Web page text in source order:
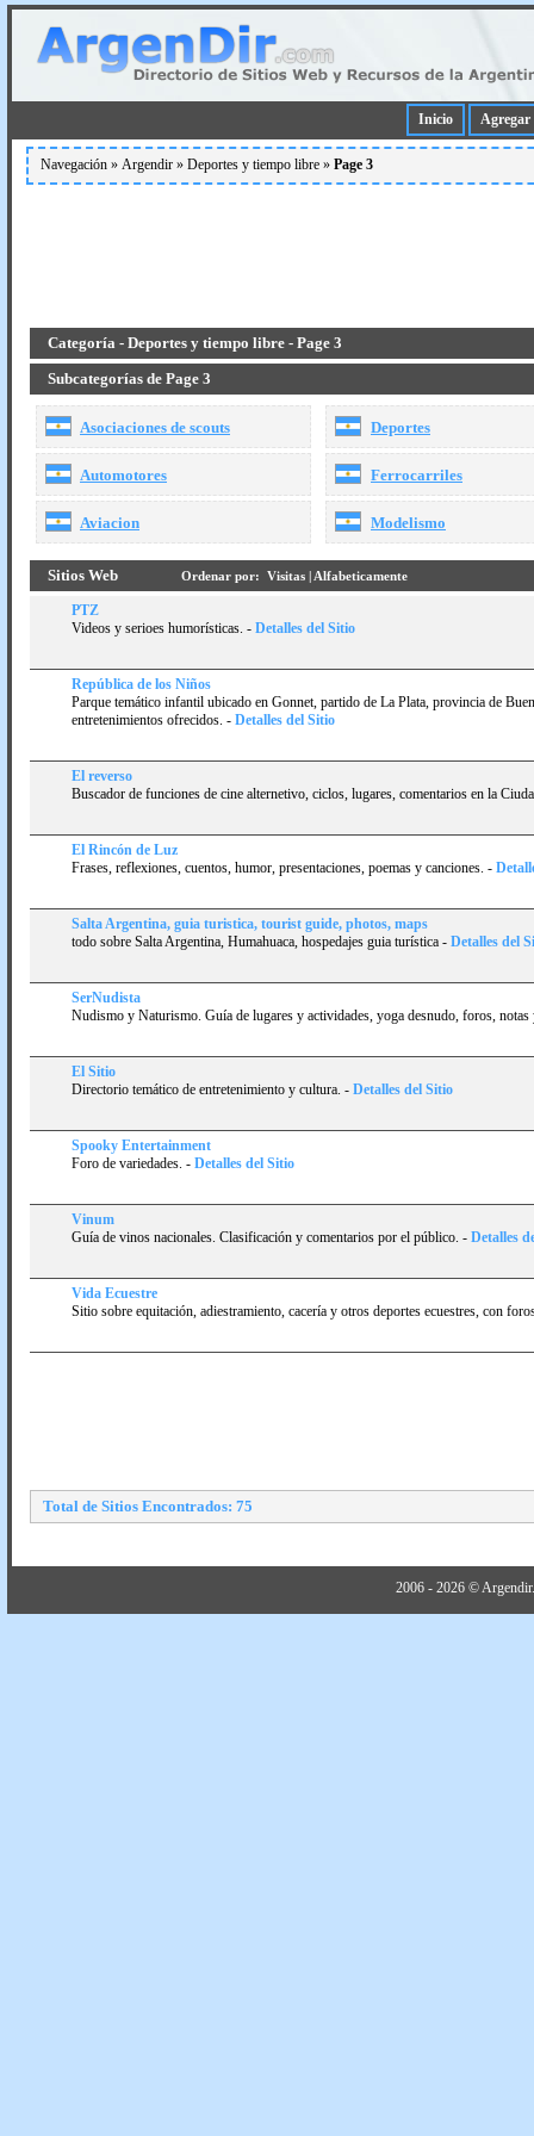
Inicio Agregar
Navegación » Argendir » Deportes y tiempo libre » Page 3
Categoría - Deportes y tiempo libre - Page 3
Subcategorías de Page 3
Asociaciones de scouts
Automotores
Aviacion
Deportes
Ferrocarriles
Modelismo
Sitios Web Ordenar por: Visitas | Alfabeticamente
PTZ
Videos y serioes humorí­sticas. - Detalles del Sitio
República de los Niños
Parque temático infantil ubicado en Gonnet, partido de La Plata, provincia de
entretenimientos ofrecidos. - Detalles del Sitio
El reverso
Buscador de funciones de cine alternetivo, ciclos, lugares, comentarios en la
El Rincón de Luz
Frases, reflexiones, cuentos, humor, presentaciones, poemas y canciones. -
Salta Argentina, guia turistica, tourist guide, photos, maps
todo sobre Salta Argentina, Humahuaca, hospedajes guia turí­stica - Detalles del
SerNudista
Nudismo y Naturismo. Guí­a de lugares y actividades, yoga desnudo, foros, notas
El Sitio
Directorio temático de entretenimiento y cultura. - Detalles del Sitio
Spooky Entertainment
Foro de variedades. - Detalles del Sitio
Vinum
Guí­a de vinos nacionales. Clasificación y comentarios por el público. - Detalles
Vida Ecuestre
Sitio sobre equitación, adiestramiento, cacerí­a y otros deportes ecuestres, con
Total de Sitios Encontrados: 75
2006 - 2026 ©